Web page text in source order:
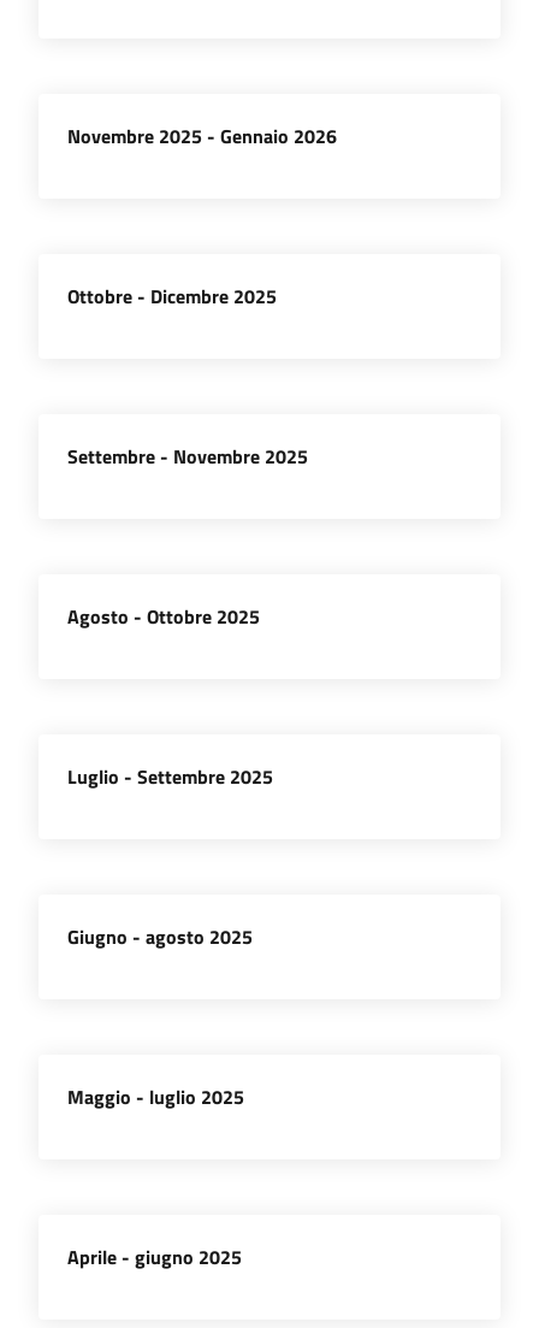
Novembre 2025 - Gennaio 2026
Ottobre - Dicembre 2025
Settembre - Novembre 2025
Agosto - Ottobre 2025
Luglio - Settembre 2025
Giugno - agosto 2025
Maggio - luglio 2025
Aprile - giugno 2025